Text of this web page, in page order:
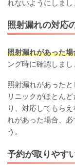
れないようにしまし
照射漏れの対応
照射漏れがあった場
ング時に確認しまし
照射漏れがあった
リニックがほとん
り、対応してもら
れがあった場合、
う。
予約が取りやす